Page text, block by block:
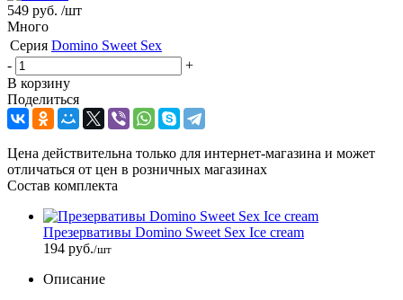
549 руб. /шт
Много
Серия Domino Sweet Sex
-
+
В корзину
Поделиться
Цена действительна только для интернет-магазина и может
отличаться от цен в розничных магазинах
Состав комплекта
Презервативы Domino Sweet Sex Ice cream
194 руб./шт
Описание